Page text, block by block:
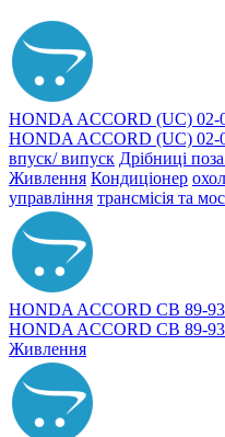
HONDA ACCORD (UC) 02-
HONDA ACCORD (UC) 02-
впуск/ випуск Дрібниці
Живлення Кондиціонер
управління трансмісія та
HONDA ACCORD CB 89-93
HONDA ACCORD CB 89-93
Живлення